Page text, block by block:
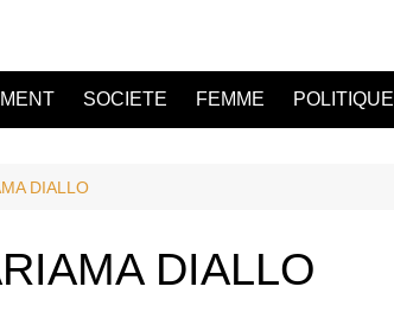
SOCIETE FEMME POLITIQUE
DIALLO
DIALLO